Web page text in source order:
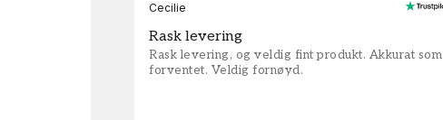
Cecilie
Rask levering
Rask levering, og veldig fint produkt. Akkurat som
forventet. Veldig fornøyd.